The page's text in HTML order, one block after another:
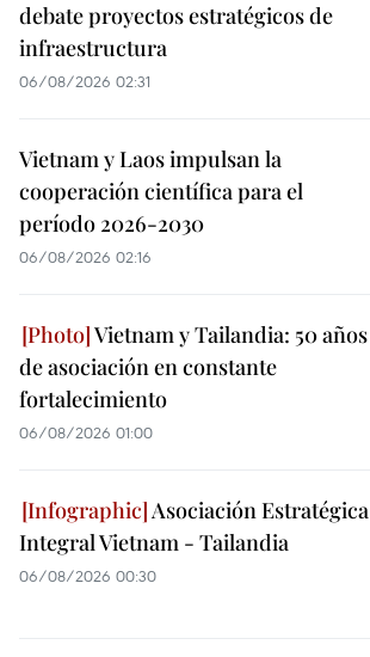
debate proyectos estratégicos de
infraestructura
06/08/2026 02:31
Vietnam y Laos impulsan la
cooperación científica para el
período 2026-2030
06/08/2026 02:16
Vietnam y Tailandia: 50 años
de asociación en constante
fortalecimiento
06/08/2026 01:00
Asociación Estratégica
Integral Vietnam - Tailandia
06/08/2026 00:30